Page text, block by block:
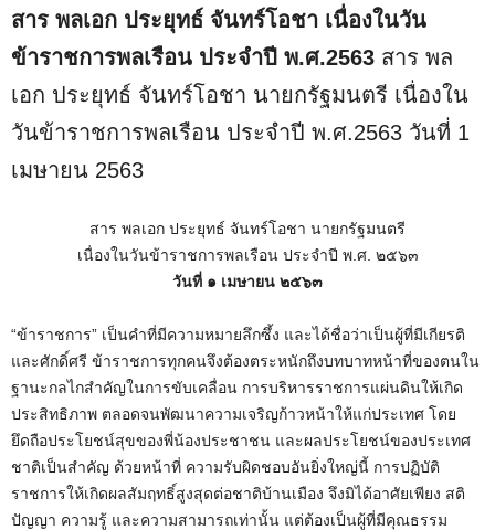
สาร พลเอก ประยุทธ์ จันทร์โอชา เนื่องในวัน
ข้าราชการพลเรือน ประจำปี พ.ศ.2563 สาร พล
เอก ประยุทธ์ จันทร์โอชา นายกรัฐมนตรี เนื่องใน
วันข้าราชการพลเรือน ประจำปี พ.ศ.2563 วันที่ 1
เมษายน 2563
สาร พลเอก ประยุทธ์ จันทร์โอชา นายกรัฐมนตรี
เนื่องในวันข้าราชการพลเรือน ประจําปี พ.ศ. ๒๕๖๓
วันที่ ๑ เมษายน ๒๕๖๓
“ข้าราชการ” เป็นคําที่มีความหมายลึกซึ้ง และได้ชื่อว่าเป็นผู้ที่มีเกียรติ
และศักดิ์ศรี ข้าราชการทุกคนจึงต้องตระหนักถึงบทบาทหน้าที่ของตนใน
ฐานะกลไกสําคัญในการขับเคลื่อน การบริหารราชการแผ่นดินให้เกิด
ประสิทธิภาพ ตลอดจนพัฒนาความเจริญก้าวหน้าให้แก่ประเทศ โดย
ยึดถือประโยชน์สุขของพี่น้องประชาชน และผลประโยชน์ของประเทศ
ชาติเป็นสําคัญ ด้วยหน้าที่ ความรับผิดชอบอันยิ่งใหญ่นี้ การปฏิบัติ
ราชการให้เกิดผลสัมฤทธิ์สูงสุดต่อชาติบ้านเมือง จึงมิได้อาศัยเพียง สติ
ปัญญา ความรู้ และความสามารถเท่านั้น แต่ต้องเป็นผู้ที่มีคุณธรรม